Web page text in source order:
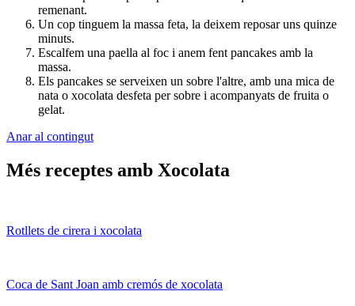
remenant.
Un cop tinguem la massa feta, la deixem reposar uns quinze
minuts.
Escalfem una paella al foc i anem fent pancakes amb la
massa.
Els pancakes se serveixen un sobre l'altre, amb una mica de
nata o xocolata desfeta per sobre i acompanyats de fruita o
gelat.
Anar al contingut
Més receptes amb Xocolata
Rotllets de cirera i xocolata
Coca de Sant Joan amb cremós de xocolata